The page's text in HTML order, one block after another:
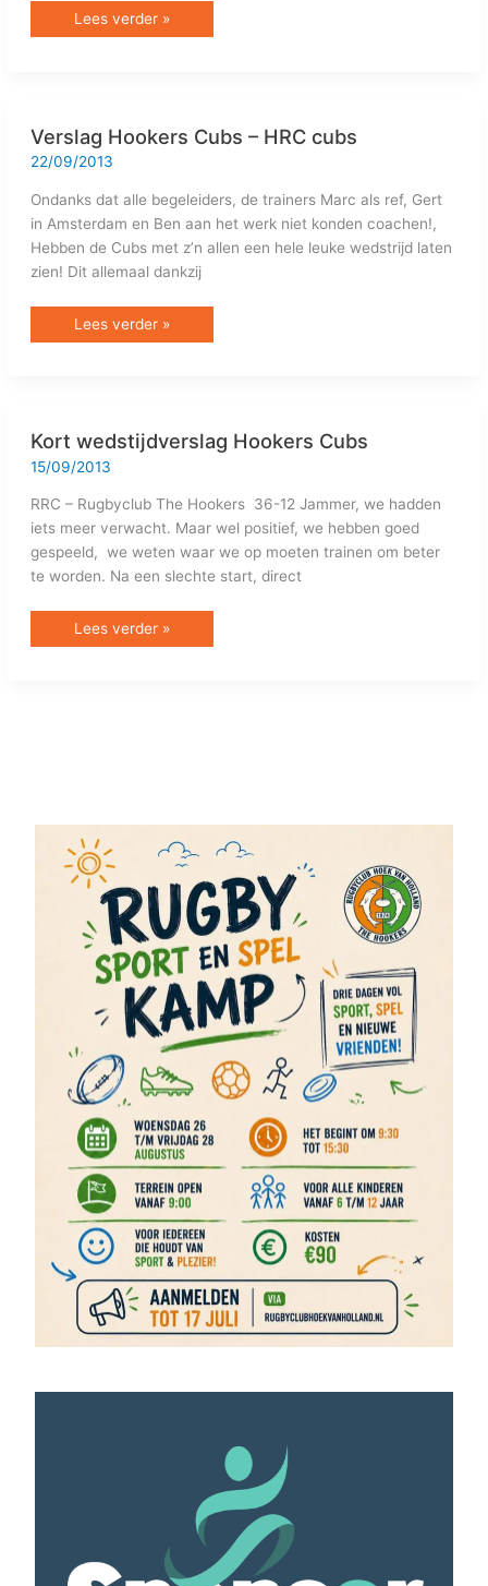
Lees verder »
Verslag Hookers Cubs – HRC cubs
22/09/2013
Ondanks dat alle begeleiders, de trainers Marc als ref, Gert
in Amsterdam en Ben aan het werk niet konden coachen!,
Hebben de Cubs met z’n allen een hele leuke wedstrijd laten
zien! Dit allemaal dankzij
Verslag
Hookers
Cubs
–
cubs
Lees verder »
Kort wedstijdverslag Hookers Cubs
15/09/2013
RRC – Rugbyclub The Hookers 36-12 Jammer, we hadden
iets meer verwacht. Maar wel positief, we hebben goed
gespeeld, we weten waar we op moeten trainen om beter
te worden. Na een slechte start, direct
Kort
wedstijdverslag
Hookers
Cubs
Lees verder »